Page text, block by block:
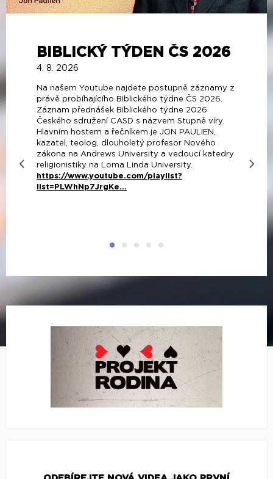
BIBLICKÝ TÝDEN ČS 2026
4. 8. 2026
Na našem Youtube najdete postupně záznamy z
právě probíhajícího Biblického týdne ČS 2026.
Záznam přednášek Biblického týdne 2026
Českého sdružení CASD s názvem Stupně víry.
Hlavním hostem a řečníkem je JON PAULIEN,
kazatel, teolog, dlouholetý profesor Nového
zákona na Andrews University a vedoucí katedry
religionistiky na Loma Linda University.
https://www.youtube.com/playlist?
list=PLWhNp7JrgKe...